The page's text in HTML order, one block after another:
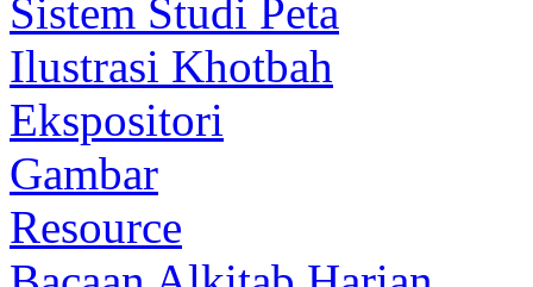
Sistem Studi Peta
Ilustrasi Khotbah
Ekspositori
Gambar
Resource